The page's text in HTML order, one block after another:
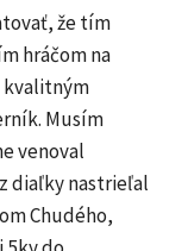
že tím
hráčom na
kvalitným
Musím
venoval
diaľky nastrieľal
Chudého,